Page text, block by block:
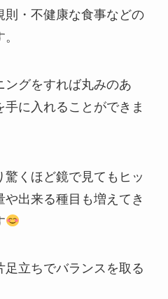
則・不健康な食事などの
ングをすれば丸みのあ
に入れることができま
くほど鏡で見てもヒッ
出来る種目も増えてき
立ちでバランスを取る